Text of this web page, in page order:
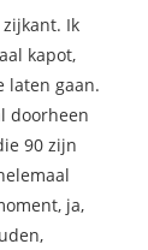
Ik
kapot,
laten gaan.
doorheen
90 zijn
ja,